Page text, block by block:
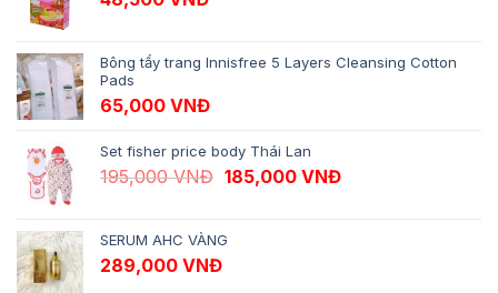
Bông tẩy trang Innisfree 5 Layers Cleansing Cotton
Pads
65,000 VNĐ
Set fisher price body Thái Lan
195,000VNĐ Giá gốc là: 195,000 VNĐ.
185,000 VNĐGiá hiện tại là:
SERUM AHC VÀNG
289,000 VNĐ